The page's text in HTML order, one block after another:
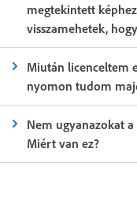
megtekintett
visszamehetek,
Miután licenceltem
nyomon tudom
Nem ugyanazokat
Miért van ez?